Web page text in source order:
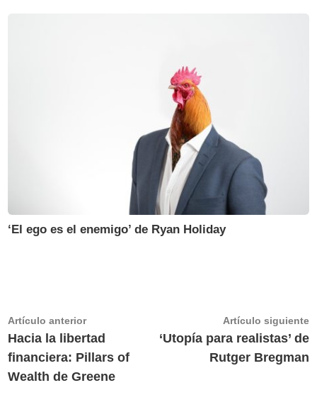
‘El ego es el enemigo’ de Ryan Holiday
Navegación
de
entradas
Artículo anteriorArtículo
anterior:
Hacia la libertad
financiera: Pillars of
Wealth de Greene
Artículo siguiente
‘Utopía para realistas’ de
Rutger Bregman